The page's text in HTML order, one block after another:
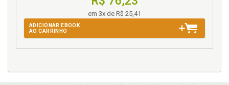
em 3x de R$ 25,41
ADICIONAR EBOOK
AO CARRINHO